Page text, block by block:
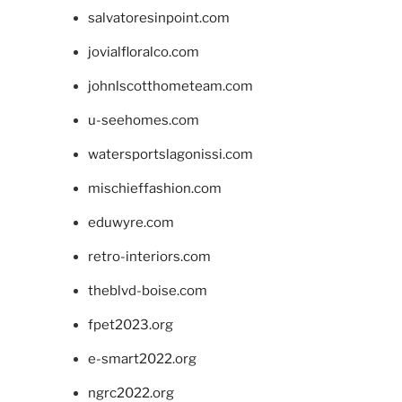
salvatoresinpoint.com
jovialfloralco.com
johnlscotthometeam.com
u-seehomes.com
watersportslagonissi.com
mischieffashion.com
eduwyre.com
retro-interiors.com
theblvd-boise.com
fpet2023.org
e-smart2022.org
ngrc2022.org